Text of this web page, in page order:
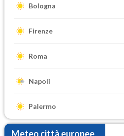
Bologna
Firenze
Roma
Napoli
Palermo
Meteo città europee